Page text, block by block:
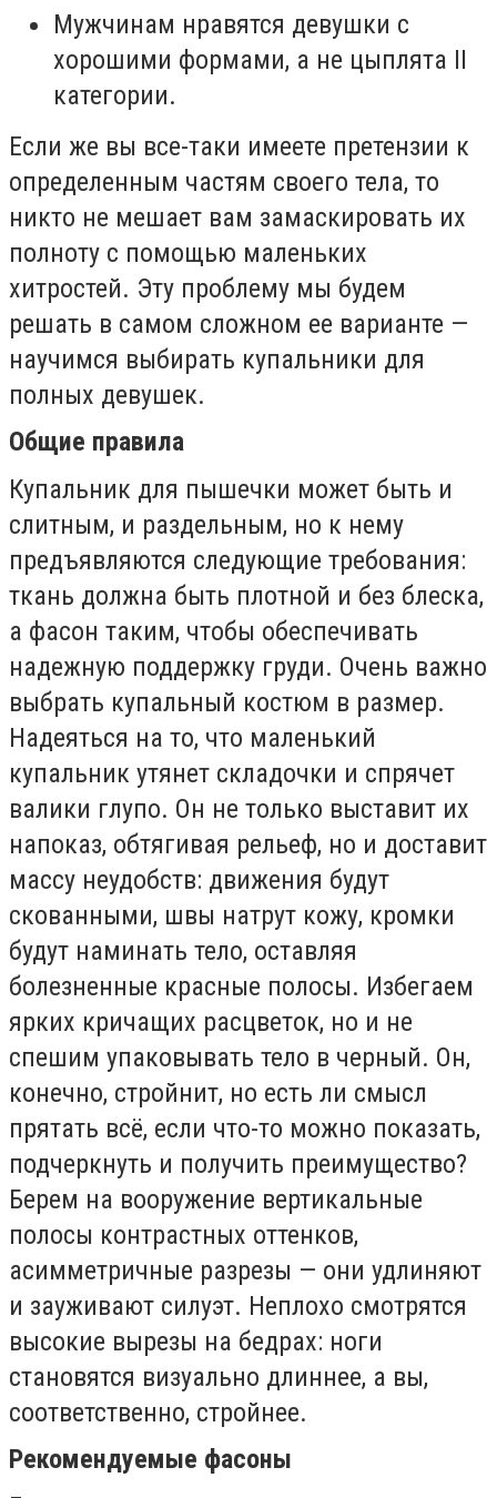
Мужчинам нравятся девушки с
хорошими формами, а не цыплята II
категории.
Если же вы все-таки имеете претензии к
определенным частям своего тела, то
никто не мешает вам замаскировать их
полноту с помощью маленьких
хитростей. Эту проблему мы будем
решать в самом сложном ее варианте —
научимся выбирать купальники для
полных девушек.
Общие правила
Купальник для пышечки может быть и
слитным, и раздельным, но к нему
предъявляются следующие требования:
ткань должна быть плотной и без блеска,
а фасон таким, чтобы обеспечивать
надежную поддержку груди. Очень важно
выбрать купальный костюм в размер.
Надеяться на то, что маленький
купальник утянет складочки и спрячет
валики глупо. Он не только выставит их
напоказ, обтягивая рельеф, но и доставит
массу неудобств: движения будут
скованными, швы натрут кожу, кромки
будут наминать тело, оставляя
болезненные красные полосы. Избегаем
ярких кричащих расцветок, но и не
спешим упаковывать тело в черный. Он,
конечно, стройнит, но есть ли смысл
прятать всё, если что-то можно показать,
подчеркнуть и получить преимущество?
Берем на вооружение вертикальные
полосы контрастных оттенков,
асимметричные разрезы — они удлиняют
и зауживают силуэт. Неплохо смотрятся
высокие вырезы на бедрах: ноги
становятся визуально длиннее, а вы,
соответственно, стройнее.
Рекомендуемые фасоны